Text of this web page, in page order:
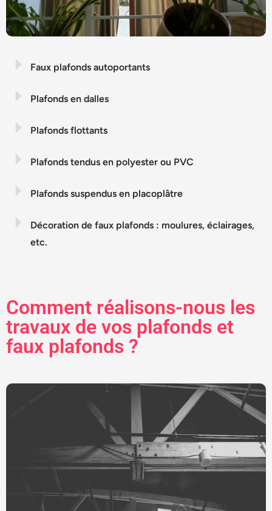
Faux plafonds autoportants
Plafonds en dalles
Plafonds flottants
Plafonds tendus en polyester ou PVC
Plafonds suspendus en placoplâtre
Décoration de faux plafonds : moulures, éclairages,
etc.
Comment réalisons-nous les
travaux de vos plafonds et
faux plafonds ?